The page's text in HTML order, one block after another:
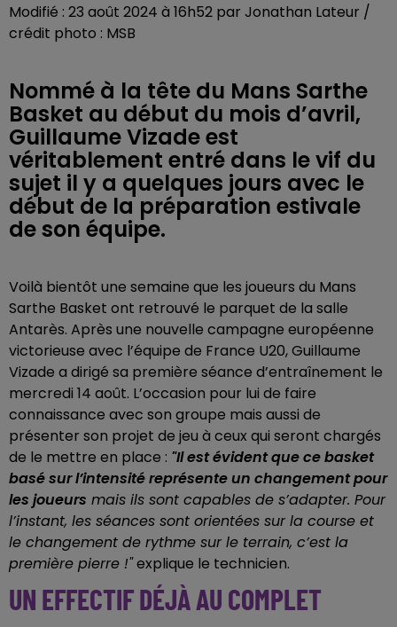
Modifié : 23 août 2024 à 16h52 par Jonathan Lateur /
crédit photo : MSB
Nommé à la tête du Mans Sarthe
Basket au début du mois d’avril,
Guillaume Vizade est
véritablement entré dans le vif du
sujet il y a quelques jours avec le
début de la préparation estivale
de son équipe.
Voilà bientôt une semaine que les joueurs du Mans
Sarthe Basket ont retrouvé le parquet de la salle
Antarès. Après une nouvelle campagne européenne
victorieuse avec l’équipe de France U20, Guillaume
Vizade a dirigé sa première séance d’entraînement le
mercredi 14 août. L’occasion pour lui de faire
connaissance avec son groupe mais aussi de
présenter son projet de jeu à ceux qui seront chargés
de le mettre en place : "Il est évident que ce basket
basé sur l’intensité représente un changement pour
les joueurs mais ils sont capables de s’adapter. Pour
l’instant, les séances sont orientées sur la course et
le changement de rythme sur le terrain, c’est la
première pierre !"explique le technicien.
UN EFFECTIF DÉJÀ AU COMPLET